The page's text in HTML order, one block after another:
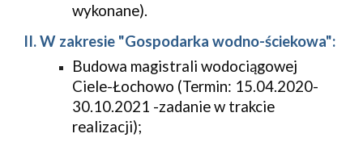
wykonane).
II. W zakresie "Gospodarka wodno-ściekowa":
Budowa magistrali wodociągowej
Ciele-Łochowo (Termin: 15.04.2020-
30.10.2021 -zadanie w trakcie
realizacji);